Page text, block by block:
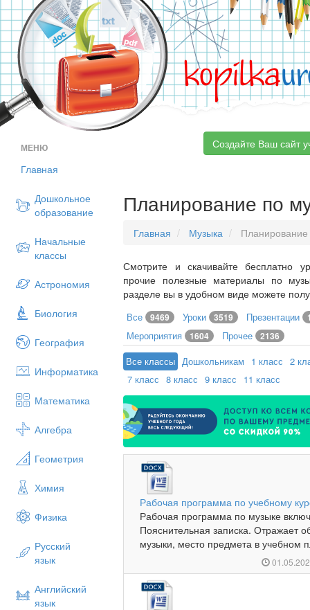
kopilka
МЕНЮ
Главная
Дошкольное
образование
Начальные
классы
Астрономия
Биология
География
Информатика
Математика
Алгебра
Геометрия
Химия
Физика
Русский
язык
Английский
язык
Создайте Ваш сайт
Планирование по
Главная Музыка Планирование
Смотрите и скачивайте бесплатно
прочие полезные материалы по
разделе вы в удобном виде можете
Все 9469 Уроки 3519 Презентации
Мероприятия 1604 Прочее 2136
Все классы Дошкольникам 1 класс 2
7 класс 8 класс 9 класс 11 класс
Рабочая программа по учебному
Рабочая программа по музыке
Пояснительная записка. Отражает
музыки, место предмета в учебном